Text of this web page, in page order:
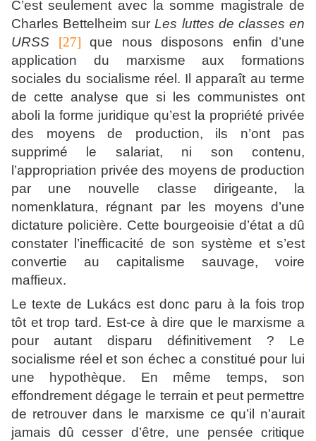
C’est seulement avec la somme magistrale de
Charles Bettelheim surLes luttes de classes en
URSS
[27] que nous disposons enfin d’une
application du marxisme aux formations
sociales du socialisme réel. Il apparaît au terme
de cette analyse que si les communistes ont
aboli la forme juridique qu’est la propriété privée
des moyens de production, ils n’ont pas
supprimé le salariat, ni son contenu,
l’appropriation privée des moyens de production
par une nouvelle classe dirigeante, la
nomenklatura, régnant par les moyens d’une
dictature policière. Cette bourgeoisie d’état a dû
constater l’inefficacité de son système et s’est
convertie au capitalisme sauvage, voire
maffieux.
Le texte de Lukács est donc paru à la fois trop
tôt et trop tard. Est-ce à dire que le marxisme a
pour autant disparu définitivement ? Le
socialisme réel et son échec a constitué pour lui
une hypothèque. En même temps, son
effondrement dégage le terrain et peut permettre
de retrouver dans le marxisme ce qu’il n’aurait
jamais dû cesser d’être, une pensée critique